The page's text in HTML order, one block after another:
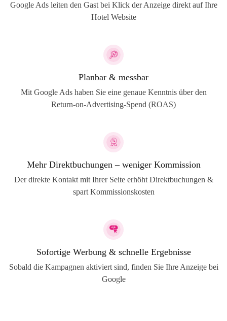
Google Ads leiten den Gast bei Klick der Anzeige direkt auf Ihre
Hotel Website
Planbar & messbar
Mit Google Ads haben Sie eine genaue Kenntnis über den
Return-on-Advertising-Spend (ROAS)
Mehr Direktbuchungen – weniger Kommission
Der direkte Kontakt mit Ihrer Seite erhöht Direktbuchungen &
spart Kommissionskosten
Sofortige Werbung & schnelle Ergebnisse
Sobald die Kampagnen aktiviert sind, finden Sie Ihre Anzeige bei
Google